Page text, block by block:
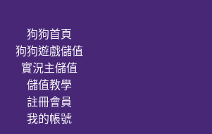
狗狗首頁
狗狗遊戲儲值
實況主儲值
儲值教學
註冊會員
我的帳號